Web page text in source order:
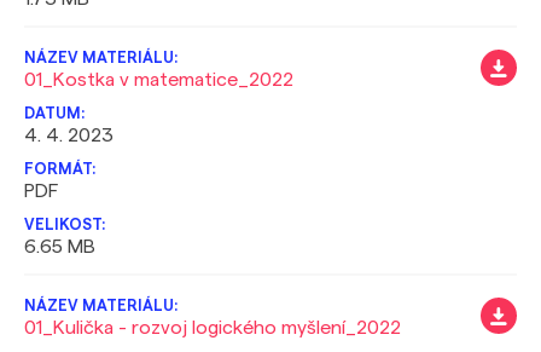
01_Kostka v matematice_2022
4. 4. 2023
PDF
6.65 MB
01_Kulička - rozvoj logického myšlení_2022